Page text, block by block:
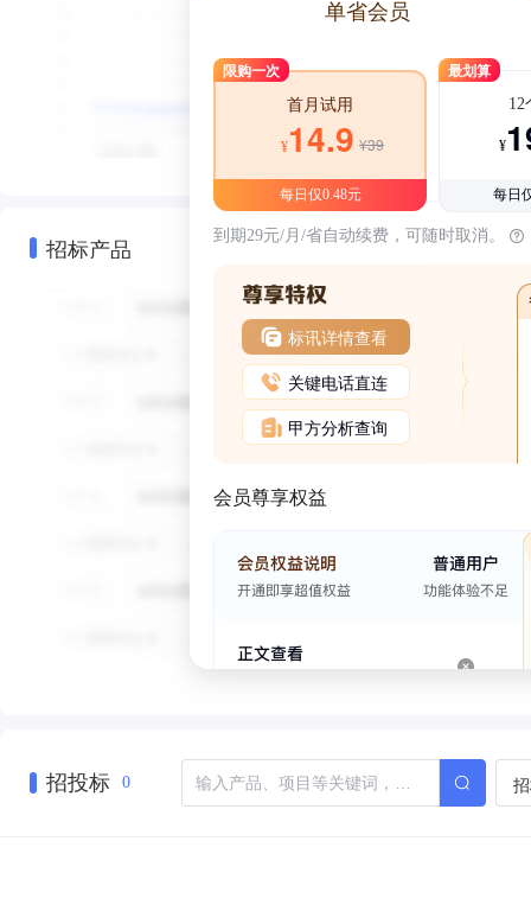
招标产品
单省会员
限购一次
首月试用
¥14.9 ¥39
每日仅0.48元
最划算
12
¥
每日
到期29元/月/省自动续费，可随时取消。
标讯详情查看
关键电话直连
甲方分析查询
会员尊享权益
招投标 0